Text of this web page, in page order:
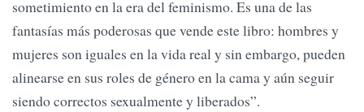
sometimiento en la era del feminismo. Es una de las
fantasías más poderosas que vende este libro: hombres y
mujeres son iguales en la vida real y sin embargo, pueden
alinearse en sus roles de género en la cama y aún seguir
siendo correctos sexualmente y liberados”.